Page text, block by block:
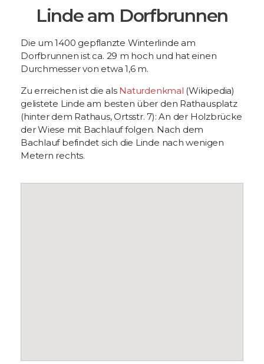
Linde am Dorfbrunnen
Die um 1400 gepflanzte Winterlinde am
Dorfbrunnen ist ca. 29 m hoch und hat einen
Durchmesser von etwa 1,6 m.
Zu erreichen ist die als Naturdenkmal (Wikipedia)
gelistete Linde am besten über den Rathausplatz
(hinter dem Rathaus, Ortsstr. 7): An der Holzbrücke
der Wiese mit Bachlauf folgen. Nach dem
Bachlauf befindet sich die Linde nach wenigen
Metern rechts.